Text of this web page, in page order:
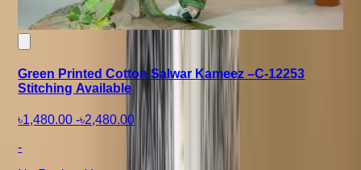
Green Printed Cotton Salwar Kameez –C-12253
Stitching Available
৳1,480.00 -৳2,480.00
-